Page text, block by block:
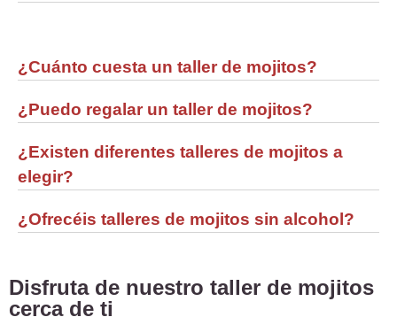
¿Cuánto cuesta un taller de mojitos?
¿Puedo regalar un taller de mojitos?
¿Existen diferentes talleres de mojitos a
elegir?
¿Ofrecéis talleres de mojitos sin alcohol?
Disfruta de nuestro taller de mojitos
cerca de ti